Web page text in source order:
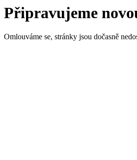
Připravujeme
Omlouváme se, stránky jsou dočasně